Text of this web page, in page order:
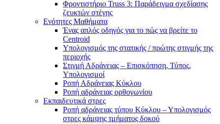
Φροντιστήριο Truss 3: Παράδειγμα σχεδίασης
ζευκτών στέγης
Ενότητες Μαθήματα
Ένας απλός οδηγός για το πώς να βρείτε το
Centroid
Υπολογισμός της στατικής / πρώτης στιγμής της
περιοχής
Στιγμή Αδράνειας – Επισκόπηση, Τύπος,
Υπολογισμοί
Ροπή Αδράνειας Κύκλου
Ροπή αδράνειας ορθογωνίου
Εκπαιδευτικά στρες
Ροπή αδράνειας τύπου Κύκλου – Υπολογισμός
στρες κάμψης τμήματος δοκού